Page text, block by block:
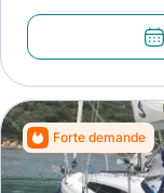
Forte demande